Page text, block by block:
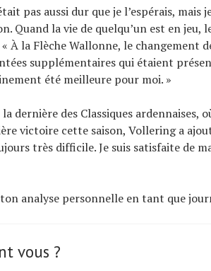
pas aussi dur que je l’espérais,
Quand la vie de quelqu’un est en jeu,
À la Flèche Wallonne, le changement
supplémentaires qui étaient
été meilleure pour moi. »
dernière des Classiques ardennaises,
victoire cette saison, Vollering a
très difficile. Je suis satisfaite de
analyse personnelle en tant que
vous ?